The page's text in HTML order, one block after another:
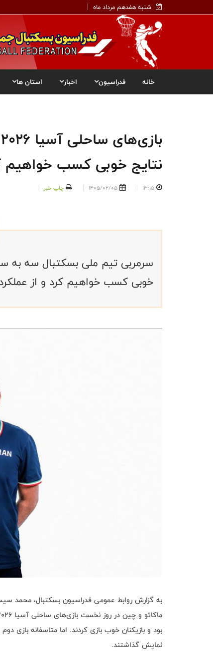
شنبه هفدهم مرداد ماه
خانه فدراسیون اخبار استان ها
نتایج خوبی کسب خواهیم
13:15
1405/02/05 چاپ خبر
سرمربی تیم ملی بسکتبال سه به
خوبی کسب خواهیم کرد و از
به گزارش روابط عمومی فدراسیون بسکتبال، محمد
بود و بازیکنان خوب بازی کردند. اما متاسفانه بازی
نمایش گذاشتند.